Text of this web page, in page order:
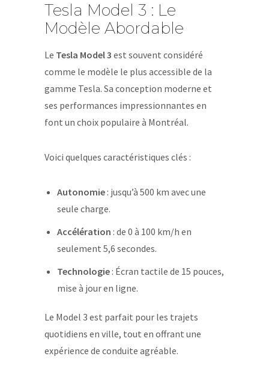
Tesla Model 3 : Le
Modèle Abordable
Le Tesla Model 3 est souvent considéré
comme le modèle le plus accessible de la
gamme Tesla. Sa conception moderne et
ses performances impressionnantes en
font un choix populaire à Montréal.
Voici quelques caractéristiques clés :
Autonomie: jusqu’à 500 km avec une
seule charge.
Accélération : de 0 à 100 km/h en
seulement 5,6 secondes.
Technologie: Écran tactile de 15 pouces,
mise à jour en ligne.
Le Model 3 est parfait pour les trajets
quotidiens en ville, tout en offrant une
expérience de conduite agréable.